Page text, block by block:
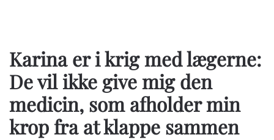
Karina er i krig med lægerne:
De vil ikke give mig den
medicin, som afholder min
krop fra at klappe sammen